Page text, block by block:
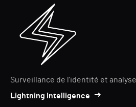
Surveillance de l'identité et
Lightning Intelligence